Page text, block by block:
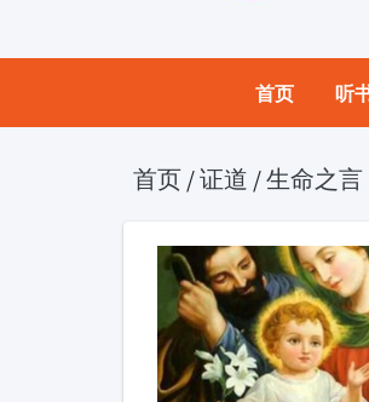
首页 听
首页 /证道 /生命之言